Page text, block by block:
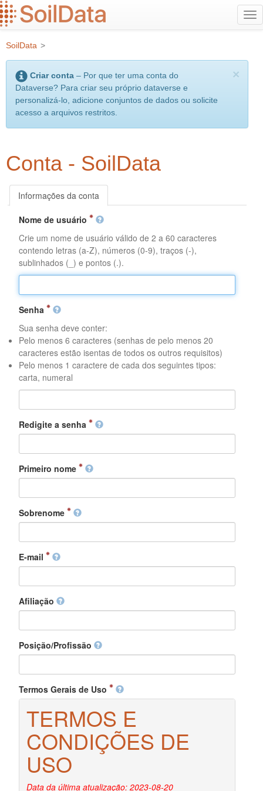
Ir
para
conteúdo
principal
SoilData >
×
Criar conta – Por que ter uma conta do
Dataverse? Para criar seu próprio dataverse e
personalizá-lo, adicione conjuntos de dados ou solicite
acesso a arquivos restritos.
Conta - SoilData
Informações da conta
Nome de usuário
Crie um nome de usuário válido de 2 a 60 caracteres
contendo letras (a-Z), números (0-9), traços (-),
sublinhados (_) e pontos (.).
Senha
Sua senha deve conter:
Pelo menos 6 caracteres (senhas de pelo menos 20
caracteres estão isentas de todos os outros requisitos)
Pelo menos 1 caractere de cada dos seguintes tipos:
carta, numeral
Redigite a senha
Primeiro nome
Sobrenome
E-mail
Afiliação
Posição/Profissão
Termos Gerais de Uso
TERMOS E
CONDIÇÕES DE
USO
Data da última atualização: 2023-08-20